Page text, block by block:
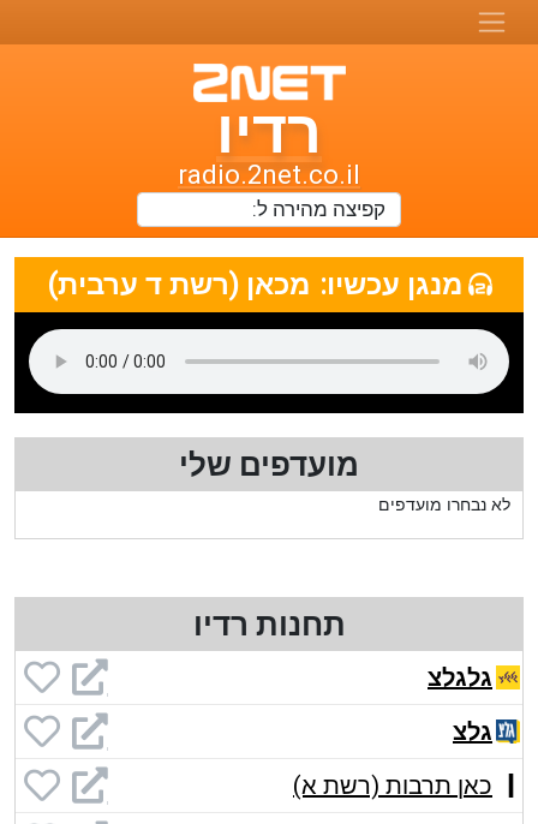
רדיו
טו-נט
רדיו
radio.2net.co.il
תחנות
רדיו
ואתרי
מוזיקה
מנגן עכשיו: מכאן (רשת ד ערבית)
מועדפים שלי
לא נבחרו מועדפים
תחנות רדיו
גלגלצ
גלצ
כאן תרבות (רשת א)